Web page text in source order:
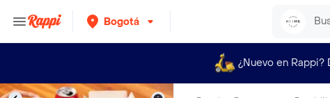
Bogotá
¿Nuevo en Rappi?